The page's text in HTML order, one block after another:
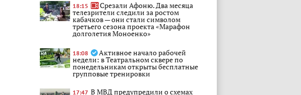
18:15 Срезали Афоню. Два месяца
телезрители следили за ростом
кабачков — они стали символом
третьего сезона проекта «Марафон
долголетия Моноенко»
18:08 Активное начало рабочей
недели: в Театральном сквере по
понедельникам открыты бесплатные
групповые тренировки
17:47 В МВД предупредили о схемах